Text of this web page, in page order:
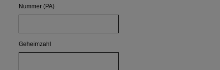
Nummer (PA)
Geheimzahl